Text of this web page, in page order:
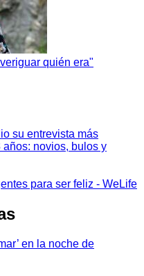
quién era"
su entrevista más
novios, bulos y
para ser feliz - WeLife